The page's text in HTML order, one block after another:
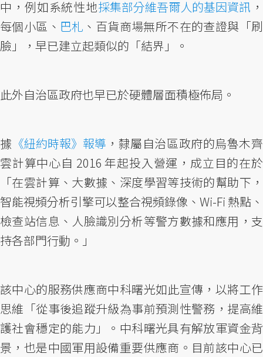
中，例如系統性地採集部分維吾爾人的基因資訊 ，
每個小區、 巴札 、百貨商場無所不在的查證與「刷
臉」，早已建立起類似的「結界」。
此外自治區政府也早已於硬體層面積極佈局。
據 《紐約時報》報導 ，隸屬自治區政府的烏魯木齊
雲計算中心自 2016 年起投入營運，成立目的在於
「在雲計算、大數據、深度學習等技術的幫助下，
智能視頻分析引擎可以整合視頻錄像、Wi-Fi 熱點、
檢查站信息、人臉識別分析等警方數據和應用，支
持各部門行動。」
該中心的服務供應商中科曙光如此宣傳，以將工作
思維「從事後追蹤升級為事前預測性警務，提高維
護社會穩定的能力」。中科曙光具有解放軍資金背
景，也是中國軍用設備重要供應商。目前該中心已